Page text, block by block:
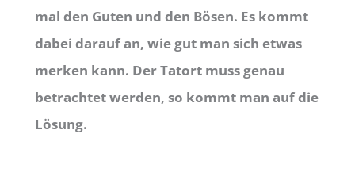
mal den Guten und den Bösen. Es kommt
dabei darauf an, wie gut man sich etwas
merken kann. Der Tatort muss genau
betrachtet werden, so kommt man auf die
Lösung.